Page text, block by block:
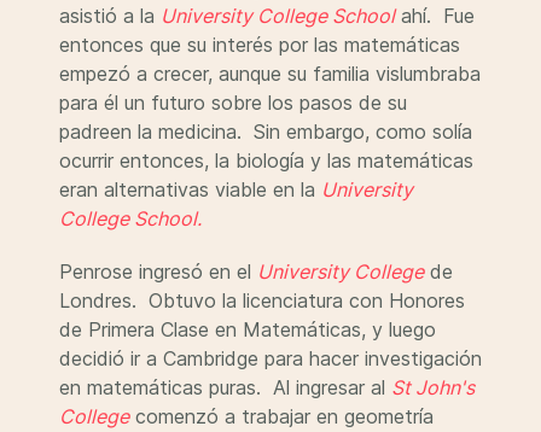
asistió a la University College Schoolahí. Fue
entonces que su interés por las matemáticas
empezó a crecer, aunque su familia vislumbraba
para él un futuro sobre los pasos de su
padreen la medicina. Sin embargo, como solía
ocurrir entonces, la biología y las matemáticas
eran alternativas viable en la University
College School.
Penrose ingresó en el University Collegede
Londres. Obtuvo la licenciatura con Honores
de Primera Clase en Matemáticas, y luego
decidió ir a Cambridge para hacer investigación
en matemáticas puras. Al ingresar al St John's
Collegecomenzó a trabajar en geometría